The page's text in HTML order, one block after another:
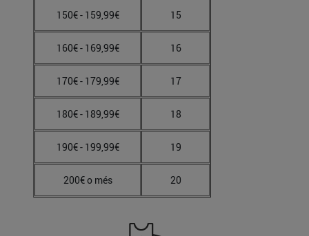
150€ - 159,99€ 15
160€ - 169,99€ 16
170€ - 179,99€ 17
180€ - 189,99€ 18
190€ - 199,99€ 19
200€ o més 20